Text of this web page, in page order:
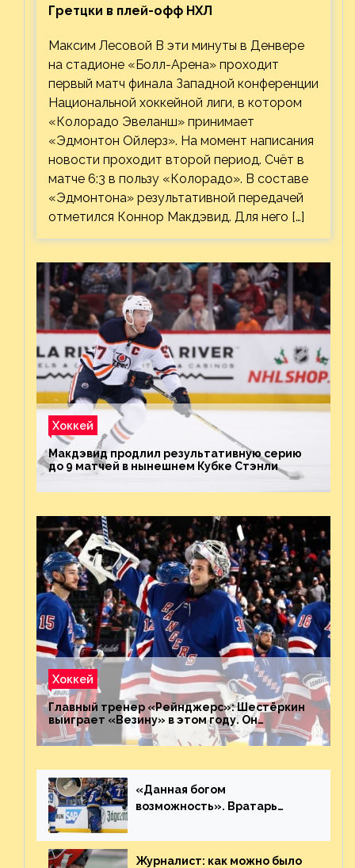
Гретцки в плей-офф НХЛ
Максим Лесовой В эти минуты в Денвере
на стадионе «Болл-Арена» проходит
первый матч финала Западной конференции
Национальной хоккейной лиги, в котором
«Колорадо Эвеланш» принимает
«Эдмонтон Ойлерз». На момент написания
новости проходит второй период. Счёт в
матче 6:3 в пользу «Колорадо». В составе
«Эдмонтона» результативной передачей
отметился Коннор Макдэвид. Для него […]
Хоккей
Макдэвид продлил результативную серию
до 9 матчей в нынешнем Кубке Стэнли
Хоккей
Главный тренер «Рейнджерс»: Шестёркин
выиграет «Везину» в этом году. Он
невероятен
«Данная богом
возможность». Вратарь
броске бутылкой в Кадри
Журналист: как можно было